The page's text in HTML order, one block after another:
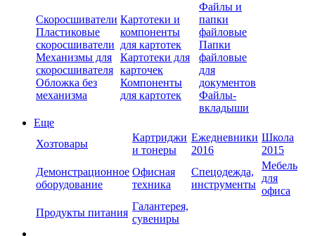
Скоросшиватели
Пластиковые
скоросшиватели
Механизмы для
скоросшивателя
Обложка без
механизма
Картотеки и
компоненты
для картотек
Картотеки для
карточек
Компоненты
для картотек
Файлы и
папки
файловые
Папки
файловые
для
документов
Файлы-
вкладыши
Еще
Хозтовары
Картриджи
и тонеры
Ежедневники
2016
Школа
2015
Демонстрационное
оборудование
Офисная
техника
Спецодежда,
инструменты
Мебель
для
офиса
Продукты питания
Галантерея,
сувениры